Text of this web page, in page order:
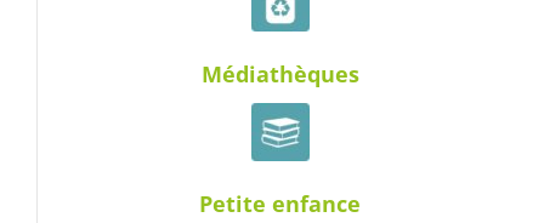
Médiathèques
Petite enfance